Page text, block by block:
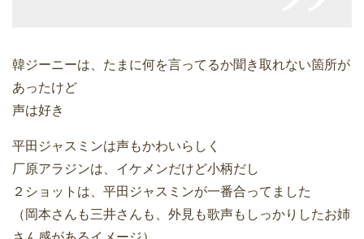
韓ジーニーは、たまに何を言ってるか聞き取れない箇所が
あったけど
声は好き
平田ジャスミンは声もかわいらしく
厂原アラジンは、イケメンだけど小柄だし
２ショットは、平田ジャスミンが一番合ってました
（岡本さんも三井さんも、外見も歌声もしっかりしたお姉